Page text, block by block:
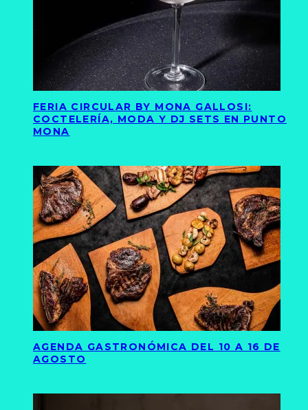
FERIA CIRCULAR BY MONA GALLOSI:
COCTELERÍA, MODA Y DJ SETS EN PUNTO
MONA
AGENDA GASTRONÓMICA DEL 10 A 16 DE
AGOSTO